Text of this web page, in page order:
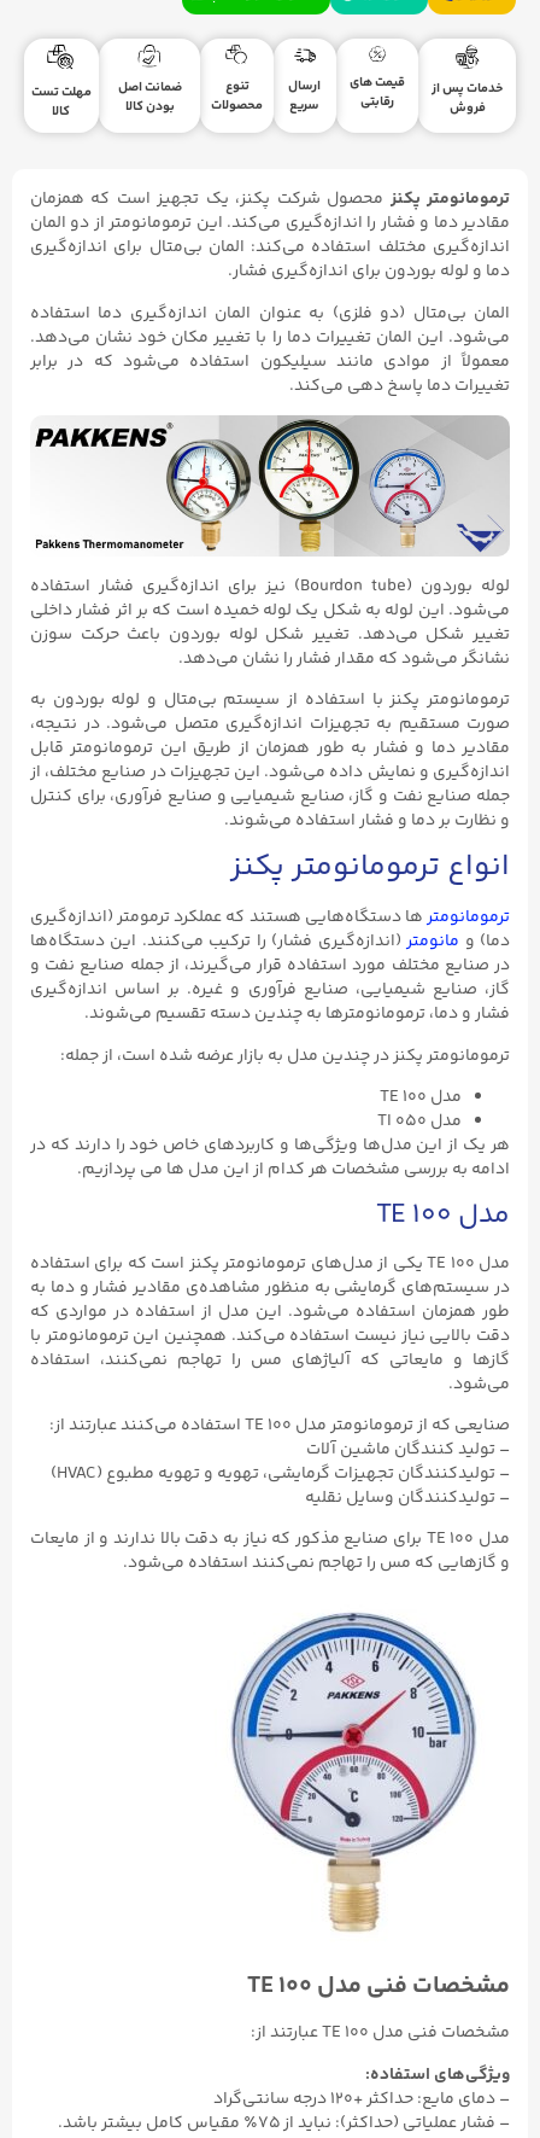
خدمات پس از
فروش
قیمت های
رقابتی
ارسال
سریع
تنوع
محصولات
ضمانت اصل
بودن کالا
مهلت تست
کالا
ترمومانومتر پکنز محصول شرکت پکنز، یک تجهیز است که همزمان
مقادیر دما و فشار را اندازه‌گیری می‌کند. این ترمومانومتر از دو المان
اندازه‌گیری مختلف استفاده می‌کند: المان بی‌متال برای اندازه‌گیری
دما و لوله بوردون برای اندازه‌گیری فشار.
المان بی‌متال (دو فلزی) به عنوان المان اندازه‌گیری دما استفاده
می‌شود. این المان تغییرات دما را با تغییر مکان خود نشان می‌دهد.
معمولاً از موادی مانند سیلیکون استفاده می‌شود که در برابر
تغییرات دما پاسخ دهی می‌کند.
لوله بوردون (Bourdon tube) نیز برای اندازه‌گیری فشار استفاده
می‌شود. این لوله به شکل یک لوله خمیده است که بر اثر فشار داخلی
تغییر شکل می‌دهد. تغییر شکل لوله بوردون باعث حرکت سوزن
نشانگر می‌شود که مقدار فشار را نشان می‌دهد.
ترمومانومتر پکنز با استفاده از سیستم بی‌متال و لوله بوردون به
صورت مستقیم به تجهیزات اندازه‌گیری متصل می‌شود. در نتیجه،
مقادیر دما و فشار به طور همزمان از طریق این ترمومانومتر قابل
اندازه‌گیری و نمایش داده می‌شود. این تجهیزات در صنایع مختلف، از
جمله صنایع نفت و گاز، صنایع شیمیایی و صنایع فرآوری، برای کنترل
و نظارت بر دما و فشار استفاده می‌شوند.
انواع ترمومانومتر پکنز
ترمومانومترها دستگاه‌هایی هستند که عملکرد ترمومتر (اندازه‌گیری
دما) و مانومتر(اندازه‌گیری فشار) را ترکیب می‌کنند. این دستگاه‌ها
در صنایع مختلف مورد استفاده قرار می‌گیرند، از جمله صنایع نفت و
گاز، صنایع شیمیایی، صنایع فرآوری و غیره. بر اساس اندازه‌گیری
فشار و دما، ترمومانومترها به چندین دسته تقسیم می‌شوند.
ترمومانومتر پکنز در چندین مدل به بازار عرضه شده است، از جمله:
مدل TE ۱۰۰
مدل TI ۰۵۰
هر یک از این مدل‌ها ویژگی‌ها و کاربردهای خاص خود را دارند که در
ادامه به بررسی مشخصات هر کدام از این مدل ها می پردازیم.
مدل TE ۱۰۰
مدل TE ۱۰۰ یکی از مدل‌های ترمومانومتر پکنز است که برای استفاده
در سیستم‌های گرمایشی به منظور مشاهده‌ی مقادیر فشار و دما به
طور همزمان استفاده می‌شود. این مدل از استفاده در مواردی که
دقت بالایی نیاز نیست استفاده می‌کند. همچنین این ترمومانومتر با
گازها و مایعاتی که آلیاژهای مس را تهاجم نمی‌کنند، استفاده
می‌شود.
صنایعی که از ترمومانومتر مدل TE ۱۰۰ استفاده می‌کنند عبارتند از:
– تولید کنندگان ماشین آلات
– تولیدکنندگان تجهیزات گرمایشی، تهویه و تهویه مطبوع (HVAC)
– تولیدکنندگان وسایل نقلیه
مدل TE ۱۰۰ برای صنایع مذکور که نیاز به دقت بالا ندارند و از مایعات
و گازهایی که مس را تهاجم نمی‌کنند استفاده می‌شود.
مشخصات فنی مدل TE ۱۰۰
مشخصات فنی مدل TE ۱۰۰ عبارتند از:
ویژگی‌های استفاده:
– دمای مایع: حداکثر +۱۲۰ درجه سانتی‌گراد
– فشار عملیاتی (حداکثر): نباید از ۷۵٪ مقیاس کامل بیشتر باشد.